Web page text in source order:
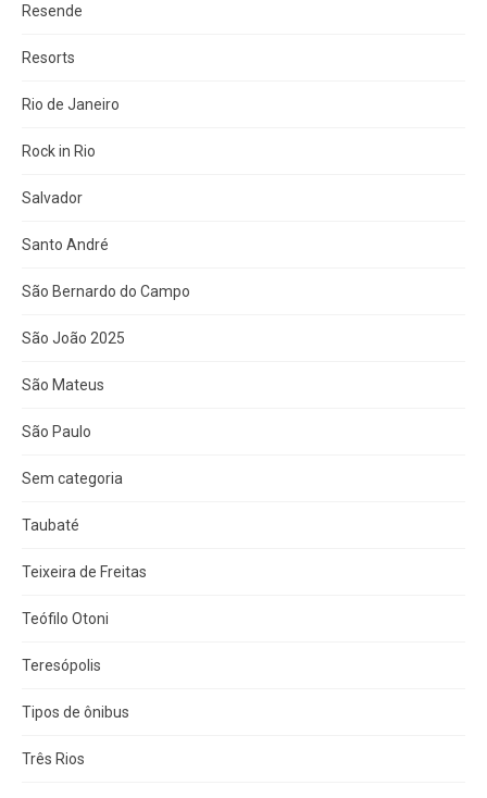
Resende
Resorts
Rio de Janeiro
Rock in Rio
Salvador
Santo André
São Bernardo do Campo
São João 2025
São Mateus
São Paulo
Sem categoria
Taubaté
Teixeira de Freitas
Teófilo Otoni
Teresópolis
Tipos de ônibus
Três Rios